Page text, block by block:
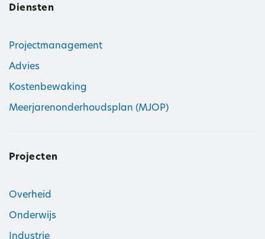
Diensten
Projectmanagement
Advies
Kostenbewaking
Meerjarenonderhoudsplan (MJOP)
Projecten
Overheid
Onderwijs
Industrie